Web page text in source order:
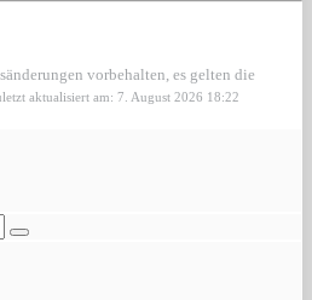
vorbehalten, es gelten die
aktualisiert am: 7. August 2026 18:22